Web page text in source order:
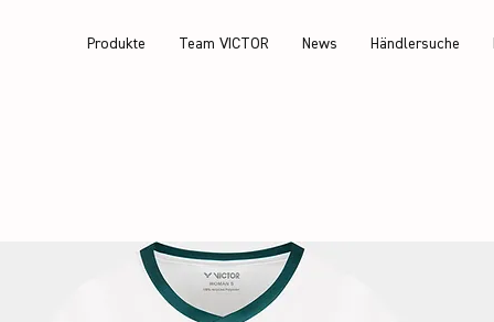
Produkte Team VICTOR News Händlersuche